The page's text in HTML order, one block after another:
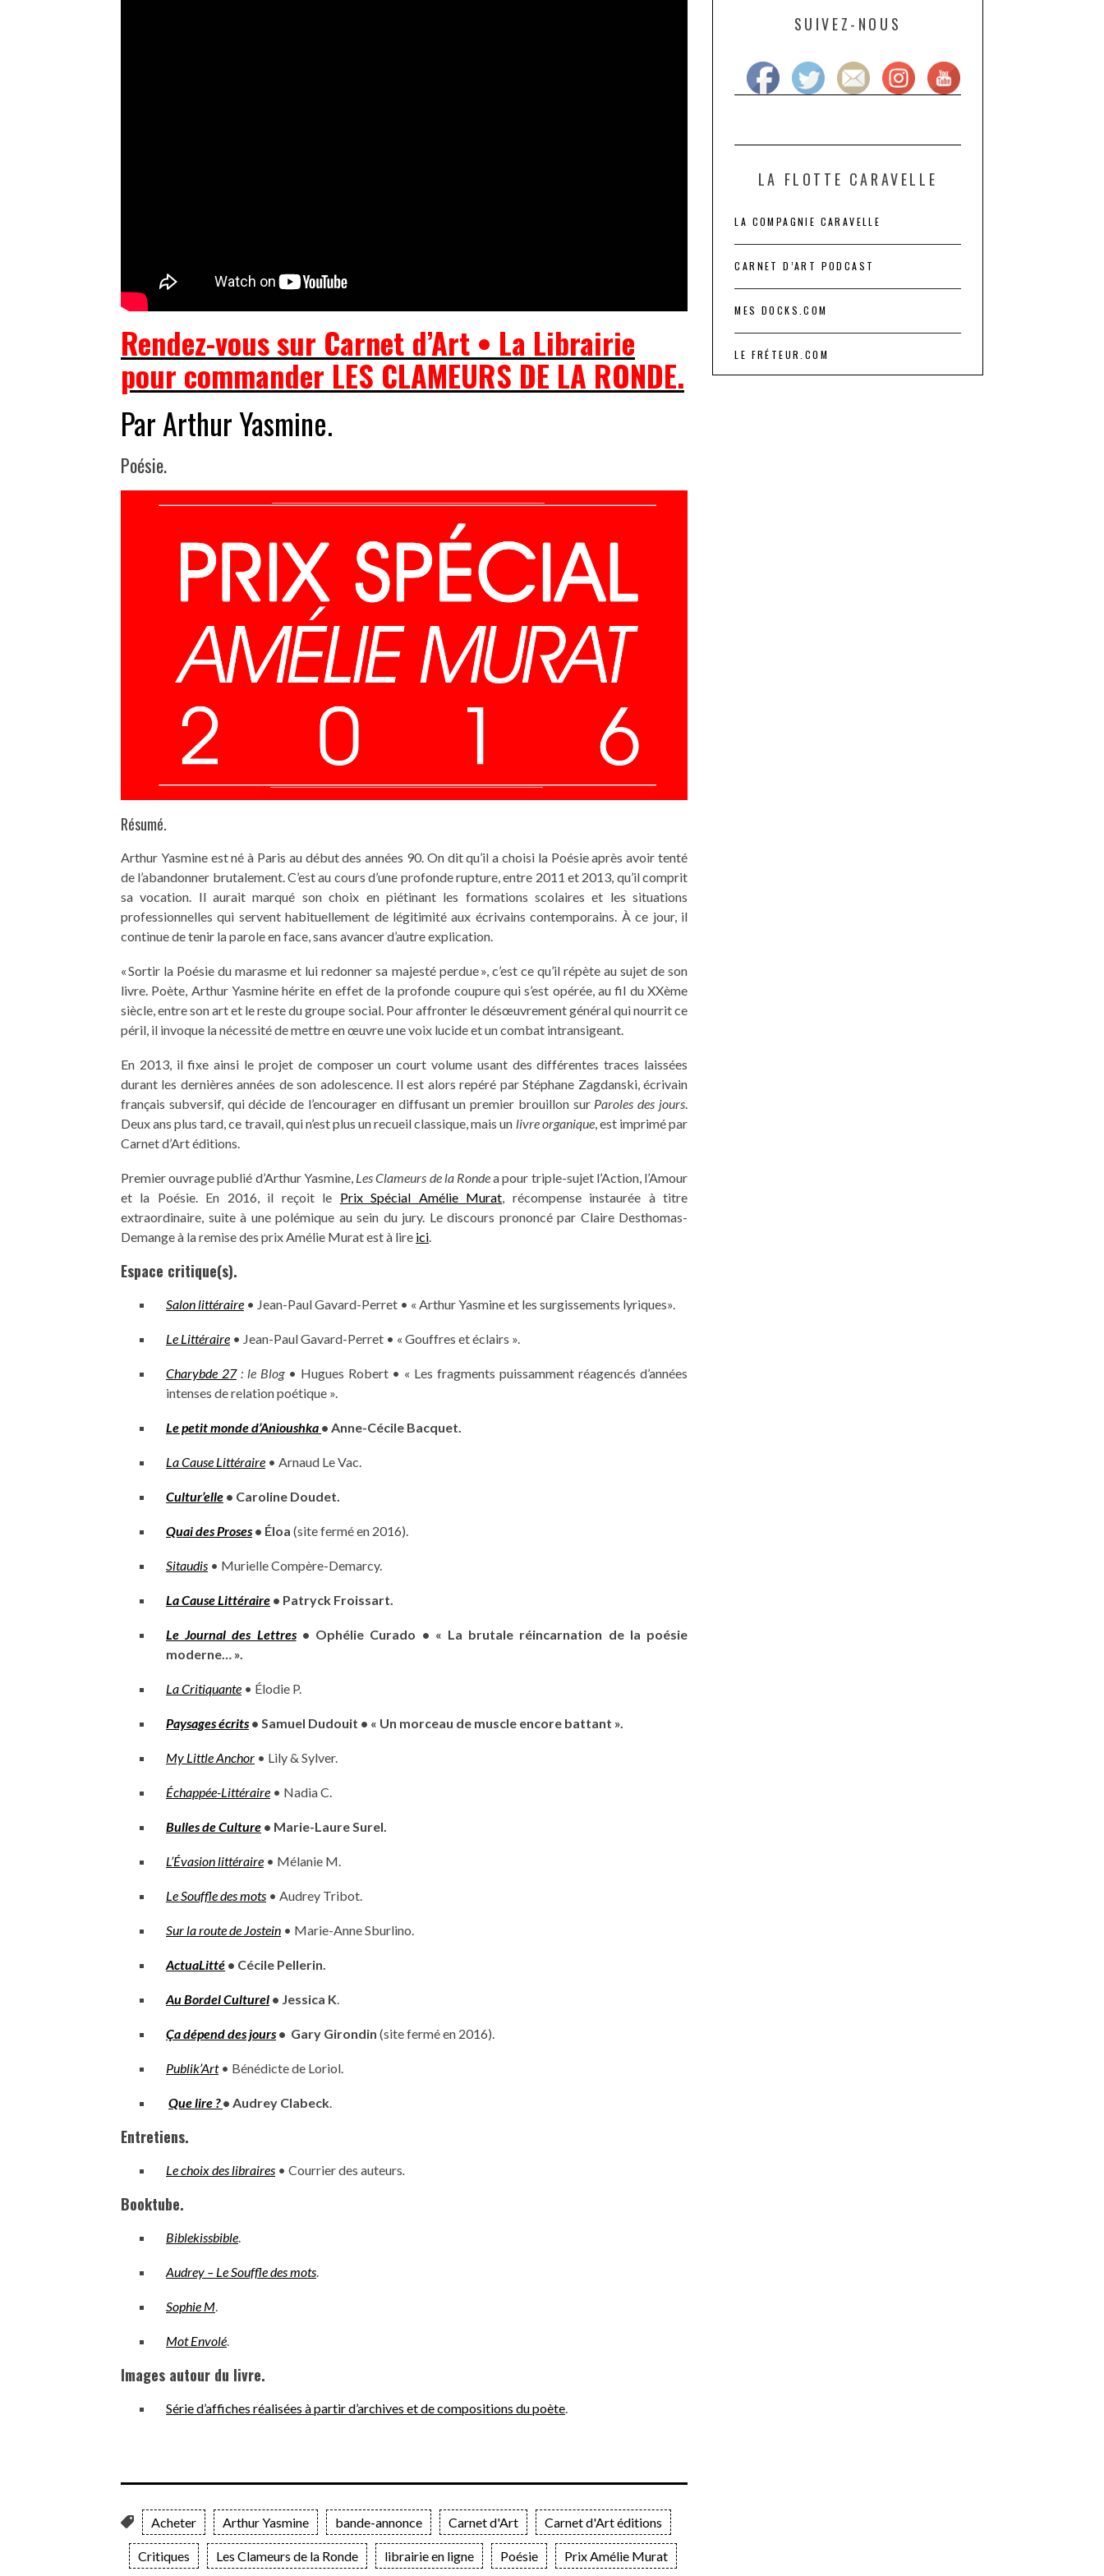
Rendez-vous sur Carnet d’Art • La Librairie
pour commander LES CLAMEURS DE LA RONDE.
Par Arthur Yasmine.
Poésie.
Résumé.
Arthur Yasmine est né à Paris au début des années 90. On dit qu’il a choisi la Poésie après avoir tenté
de l’abandonner brutalement. C’est au cours d’une profonde rupture, entre 2011 et 2013, qu’il comprit
sa vocation. Il aurait marqué son choix en piétinant les formations scolaires et les situations
professionnelles qui servent habituellement de légitimité aux écrivains contemporains. À ce jour, il
continue de tenir la parole en face, sans avancer d’autre explication.
« Sortir la Poésie du marasme et lui redonner sa majesté perdue », c’est ce qu’il répète au sujet de son
livre. Poète, Arthur Yasmine hérite en effet de la profonde coupure qui s’est opérée, au fil du XXème
siècle, entre son art et le reste du groupe social. Pour affronter le désœuvrement général qui nourrit ce
péril, il invoque la nécessité de mettre en œuvre une voix lucide et un combat intransigeant.
En 2013, il fixe ainsi le projet de composer un court volume usant des différentes traces laissées
durant les dernières années de son adolescence. Il est alors repéré par Stéphane Zagdanski, écrivain
français subversif, qui décide de l’encourager en diffusant un premier brouillon sur Paroles des jours
Deux ans plus tard, ce travail, qui n’est plus un recueil classique, mais un livre organique, est imprimé par
Carnet d’Art éditions.
Premier ouvrage publié d’Arthur Yasmine, Les Clameurs de la Rondea pour triple-sujet l’Action, l’Amour
et la Poésie. En 2016, il reçoit le Prix Spécial Amélie Murat , récompense instaurée à titre
extraordinaire, suite à une polémique au sein du jury. Le discours prononcé par Claire Desthomas-
Demange à la remise des prix Amélie Murat est à lire ici
Espace critique(s).
Salon littéraire • Jean-Paul Gavard-Perret • « Arthur Yasmine et les surgissements lyriques».
Le Littéraire • Jean-Paul Gavard-Perret • « Gouffres et éclairs ».
Charybde 27: le Blog• Hugues Robert • « Les fragments puissamment réagencés d’années
intenses de relation poétique ».
Le petit monde d’Anioushka • Anne-Cécile Bacquet.
La Cause Littéraire • Arnaud Le Vac.
Cultur’elle • Caroline Doudet.
Quai des Proses • Éloa (site fermé en 2016).
Sitaudis • Murielle Compère-Demarcy.
La Cause Littéraire • Patryck Froissart.
Le Journal des Lettres• Ophélie Curado • « La brutale réincarnation de la poésie
moderne… ».
La Critiquante • Élodie P.
Paysages écrits • Samuel Dudouit • « Un morceau de muscle encore battant ».
My Little Anchor • Lily & Sylver.
Échappée-Littéraire • Nadia C.
Bulles de Culture • Marie-Laure Surel.
L’Évasion littéraire • Mélanie M.
Le Souffle desmots • Audrey Tribot.
Sur la route de Jostein • Marie-Anne Sburlino.
ActuaLitté • Cécile Pellerin.
Au Bordel Culturel • Jessica K
Ça dépend des jours • Gary Girondin (site fermé en 2016).
Publik’Art• Bénédicte de Loriol.
Que lire ? • Audrey Clabeck
Entretiens.
Le choix des libraires • Courrier des auteurs
Booktube.
Biblekissbible
Audrey – Le Souffle des mots
Sophie M
Mot Envolé
Images autour du livre.
Série d’affiches réalisées à partir d’archives et de compositions du poète
Acheter Arthur Yasmine bande-annonce Carnet d'Art Carnet d'Art éditions
Critiques Les Clameurs de la Ronde librairie en ligne Poésie Prix Amélie Murat
SUIVEZ-NOUS
LA FLOTTE CARAVELLE
LA COMPAGNIE CARAVELLE
CARNET D’ART PODCAST
MES DOCKS.COM
LE FRÉTEUR.COM